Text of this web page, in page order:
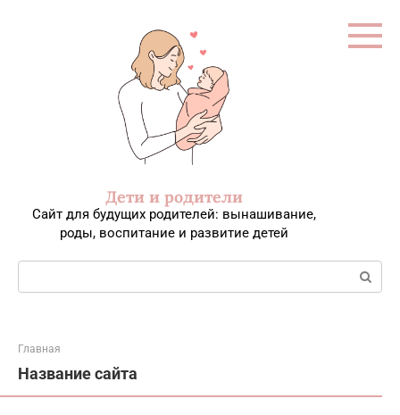
Дети и родители
Сайт для будущих родителей: вынашивание,
роды, воспитание и развитие детей
Поиск:
Главная
Название сайта